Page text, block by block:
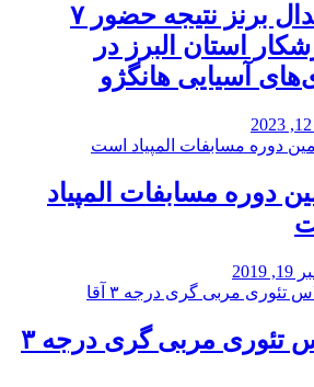
۲ مدال برنز نتیجه حضور ۷
استان البرز در
آسیایی هانگژو
دوره مسابفات المپیاد
کلاس تئوری مربی گری درجه ۳